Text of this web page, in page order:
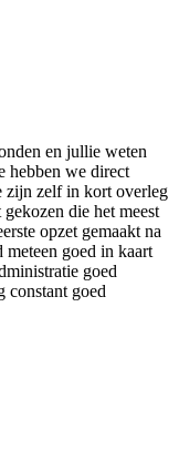
en jullie weten
hebben we direct
zijn zelf in kort overleg
die het meest
opzet gemaakt na
meteen goed in kaart
goed
constant goed